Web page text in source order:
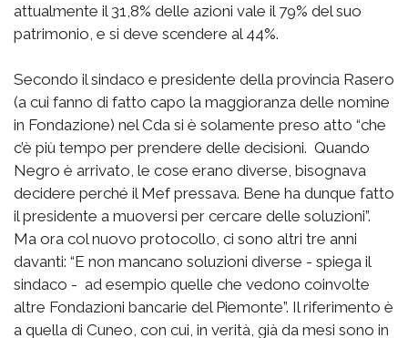
attualmente il 31,8% delle azioni vale il 79% del suo
patrimonio, e si deve scendere al 44%.
Secondo il sindaco e presidente della provincia Rasero
(a cui fanno di fatto capo la maggioranza delle nomine
in Fondazione) nel Cda si è solamente preso atto “che
c’è più tempo per prendere delle decisioni. Quando
Negro è arrivato, le cose erano diverse, bisognava
decidere perché il Mef pressava. Bene ha dunque fatto
il presidente a muoversi per cercare delle soluzioni”.
Ma ora col nuovo protocollo, ci sono altri tre anni
davanti: “E non mancano soluzioni diverse - spiega il
sindaco - ad esempio quelle che vedono coinvolte
altre Fondazioni bancarie del Piemonte”. Il riferimento è
a quella di Cuneo, con cui, in verità, già da mesi sono in